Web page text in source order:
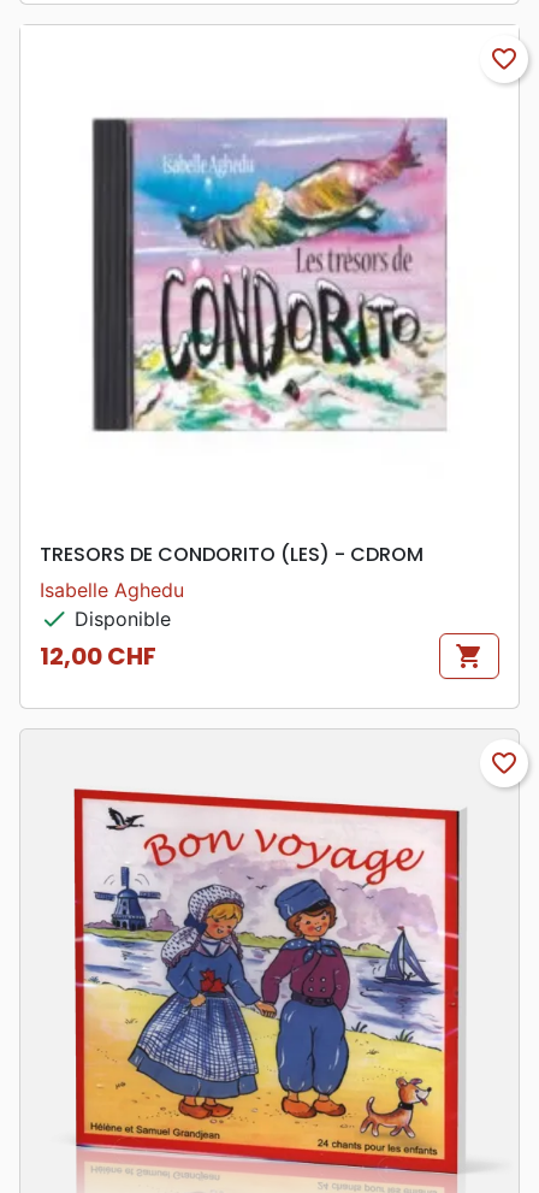
favorite_border
TRESORS DE CONDORITO (LES) - CDROM
Isabelle Aghedu
check Disponible
Prix
12,00 CHF shopping_cart
favorite_border